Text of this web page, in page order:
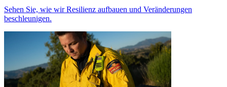
Sehen Sie, wie wir Resilienz aufbauen und Veränderungen
beschleunigen.